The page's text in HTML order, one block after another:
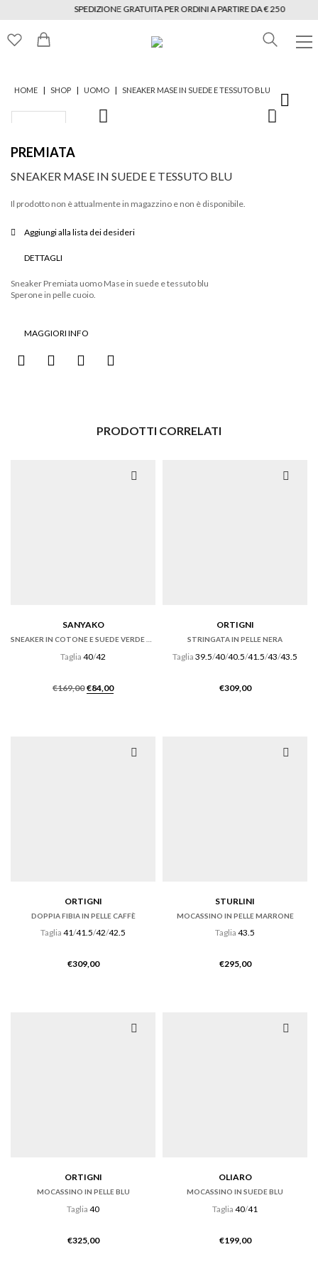
SPEDIZIONE GRATUITA PER ORDINI A PARTIRE DA € 250
HOME | SHOP | UOMO | SNEAKER MASE IN SUEDE E TESSUTO BLU
PREMIATA
SNEAKER MASE IN SUEDE E TESSUTO BLU
Il prodotto non è attualmente in magazzino e non è disponibile.
Aggiungi alla lista dei desideri
DETTAGLI
Sneaker Premiata uomo Mase in suede e tessuto blu
Sperone in pelle cuoio.
MAGGIORI INFO
PRODOTTI CORRELATI
SANYAKO
SNEAKER IN COTONE E SUEDE VERDE CON FONDO CASSETTA
Taglia 40/42
€169,00 Il
€84,00Il
ORTIGNI
STRINGATA IN PELLE NERA
Taglia 39.5/40/40.5/41.5/43/43.5
€309,00
ORTIGNI
DOPPIA FIBIA IN PELLE CAFFÈ
Taglia 41/41.5/42/42.5
€309,00
STURLINI
MOCASSINO IN PELLE MARRONE
Taglia 43.5
€295,00
ORTIGNI
MOCASSINO IN PELLE BLU
Taglia 40
€325,00
OLIARO
MOCASSINO IN SUEDE BLU
Taglia 40/41
€199,00